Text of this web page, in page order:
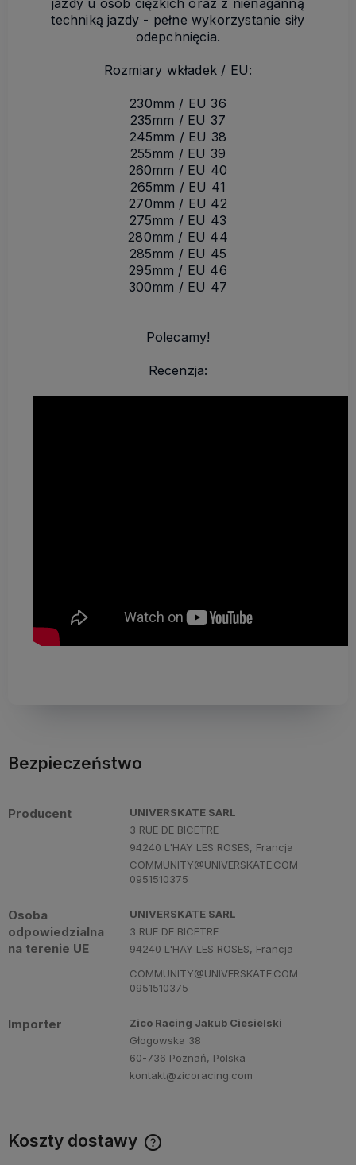
jazdy u osób ciężkich oraz z nienaganną
techniką jazdy - pełne wykorzystanie siły
odepchnięcia.
Rozmiary wkładek / EU:
230mm / EU 36
235mm / EU 37
245mm / EU 38
255mm / EU 39
260mm / EU 40
265mm / EU 41
270mm / EU 42
275mm / EU 43
280mm / EU 44
285mm / EU 45
295mm / EU 46
300mm / EU 47
Polecamy!
Recenzja:
Bezpieczeństwo
Producent
UNIVERSKATE SARL
3 RUE DE BICETRE
94240 L'HAY LES ROSES, Francja
COMMUNITY@UNIVERSKATE.COM
0951510375
Osoba
odpowiedzialna
na terenie UE
UNIVERSKATE SARL
3 RUE DE BICETRE
94240 L'HAY LES ROSES, Francja
COMMUNITY@UNIVERSKATE.COM
0951510375
Importer
Zico Racing Jakub Ciesielski
Głogowska 38
60-736 Poznań, Polska
kontakt@zicoracing.com
Koszty dostawy